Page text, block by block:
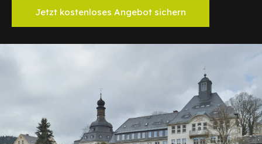
Jetzt kostenloses Angebot sichern